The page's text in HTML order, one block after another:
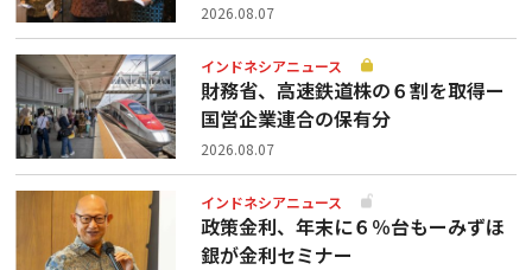
2026.08.07
インドネシアニュース
財務省、高速鉄道株の６割を取得ー
国営企業連合の保有分
2026.08.07
インドネシアニュース
政策金利、年末に６％台もーみずほ
銀が金利セミナー